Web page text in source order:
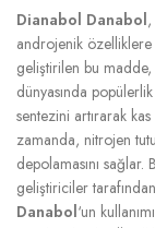
Dianabol Danabol
androjenik
geliştirilen bu madde,
dünyasında popülerlik
sentezini artırarak kas
zamanda, nitrojen
depolamasını
geliştiriciler
Danabol‘un